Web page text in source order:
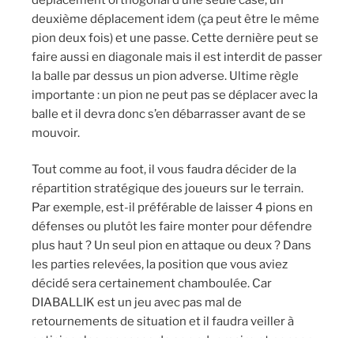
deuxième déplacement idem (ça peut être le même
pion deux fois) et une passe. Cette dernière peut se
faire aussi en diagonale mais il est interdit de passer
la balle par dessus un pion adverse. Ultime règle
importante : un pion ne peut pas se déplacer avec la
balle et il devra donc s’en débarrasser avant de se
mouvoir.
Tout comme au foot, il vous faudra décider de la
répartition stratégique des joueurs sur le terrain.
Par exemple, est-il préférable de laisser 4 pions en
défenses ou plutôt les faire monter pour défendre
plus haut ? Un seul pion en attaque ou deux ? Dans
les parties relevées, la position que vous aviez
décidé sera certainement chamboulée. Car
DIABALLIK est un jeu avec pas mal de
retournements de situation et il faudra veiller à